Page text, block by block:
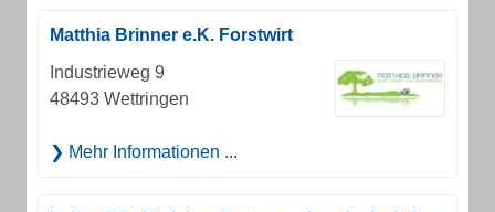
Matthia Brinner e.K. Forstwirt
Industrieweg 9
48493 Wettringen
Mehr Informationen ...